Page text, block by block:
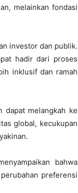
melainkan fondasi
investor dan publik.
hadir dari proses
inklusif dan ramah
dapat melangkah ke
global, kecukupan
bahwa
preferensi